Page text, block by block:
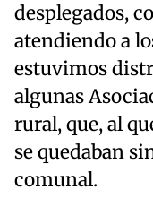
desplegados,
atendiendo a
estuvimos
algunas
rural, que, al
se quedaban
comunal.